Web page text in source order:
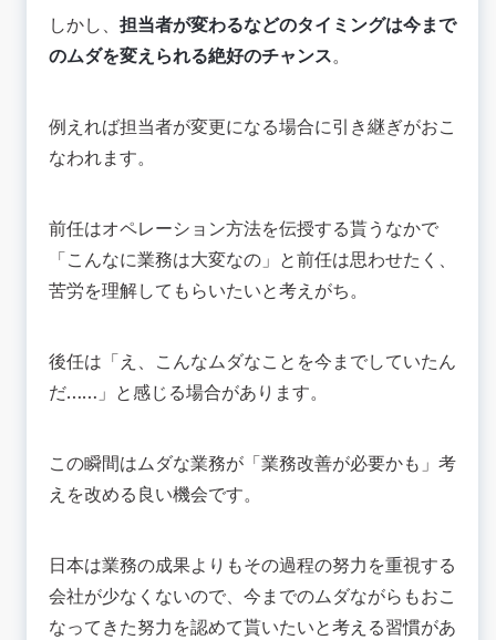
しかし、 担当者が変わるなどのタイミングは今まで
のムダを変えられる絶好のチャンス。
例えれば担当者が変更になる場合に引き継ぎがおこ
なわれます。
前任はオペレーション方法を伝授する貰うなかで
「こんなに業務は大変なの」と前任は思わせたく、
苦労を理解してもらいたいと考えがち。
後任は「え、こんなムダなことを今までしていたん
だ……」と感じる場合があります。
この瞬間はムダな業務が「業務改善が必要かも」考
えを改める良い機会です。
日本は業務の成果よりもその過程の努力を重視する
会社が少なくないので、今までのムダながらもおこ
なってきた努力を認めて貰いたいと考える習慣があ